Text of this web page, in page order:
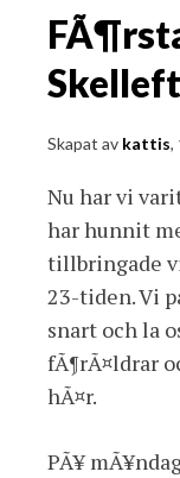
Skapat av kattis,
Nu har vi
har hunnit
tillbringade
23-tiden. Vi
snart och la
fÃ¶rÃ¤ldrar
hÃ¤r.
PÃ¥